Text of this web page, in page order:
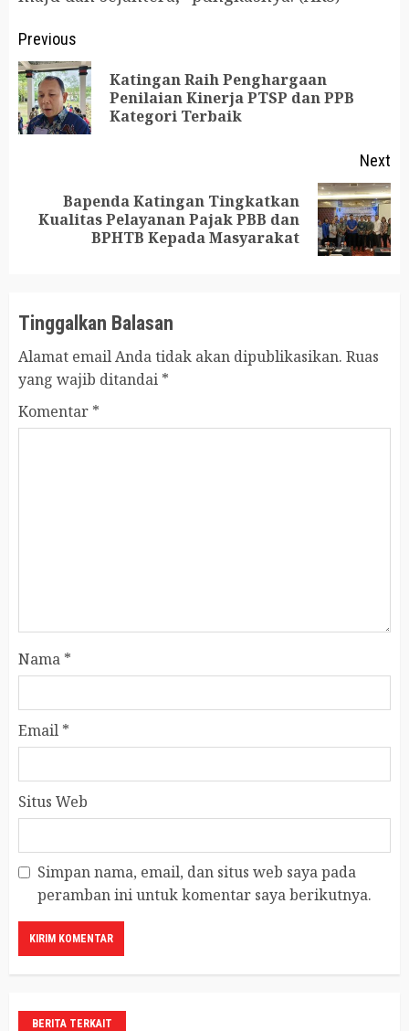
Post
navigation
Previous
Katingan Raih Penghargaan
Penilaian Kinerja PTSP dan PPB
Kategori Terbaik
Next
Next
Bapenda Katingan Tingkatkan
Kualitas Pelayanan Pajak PBB dan
BPHTB Kepada Masyarakat
Tinggalkan Balasan
Alamat email Anda tidak akan dipublikasikan. Ruas
yang wajib ditandai *
Komentar *
Nama *
Email *
Situs Web
Simpan nama, email, dan situs web saya pada
peramban ini untuk komentar saya berikutnya.
BERITA TERKAIT